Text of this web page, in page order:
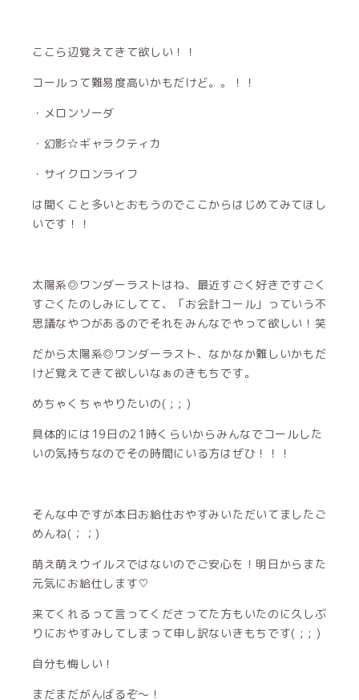
ここら辺覚えてきて欲しい！！
コールって難易度高いかもだけど。。！！
・メロンソーダ
・幻影☆ギャラクティカ
・サイクロンライフ
は聞くこと多いとおもうのでここからはじめてみてほし
いです！！
太陽系◎ワンダーラストはね、最近すごく好きですごく
すごくたのしみにしてて、「お会計コール」っていう不
思議なやつがあるのでそれをみんなでやって欲しい！笑
だから太陽系◎ワンダーラスト、なかなか難しいかもだ
けど覚えてきて欲しいなぁのきもちです。
めちゃくちゃやりたいの( ; ; )
具体的には19日の21時くらいからみんなでコールした
いの気持ちなのでその時間にいる方はぜひ！！！
そんな中ですが本日お給仕おやすみいただいてましたご
めんね(；；)
萌え萌えウイルスではないのでご安心を！明日からまた
元気にお給仕します♡
来てくれるって言ってくださってた方もいたのに久しぶ
りにおやすみしてしまって申し訳ないきもちです( ; ; )
自分も悔しい！
まだまだがんばるぞ〜！